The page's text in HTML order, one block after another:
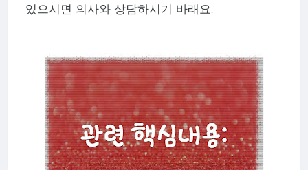
있으시면 의사와 상담하시기 바래요.